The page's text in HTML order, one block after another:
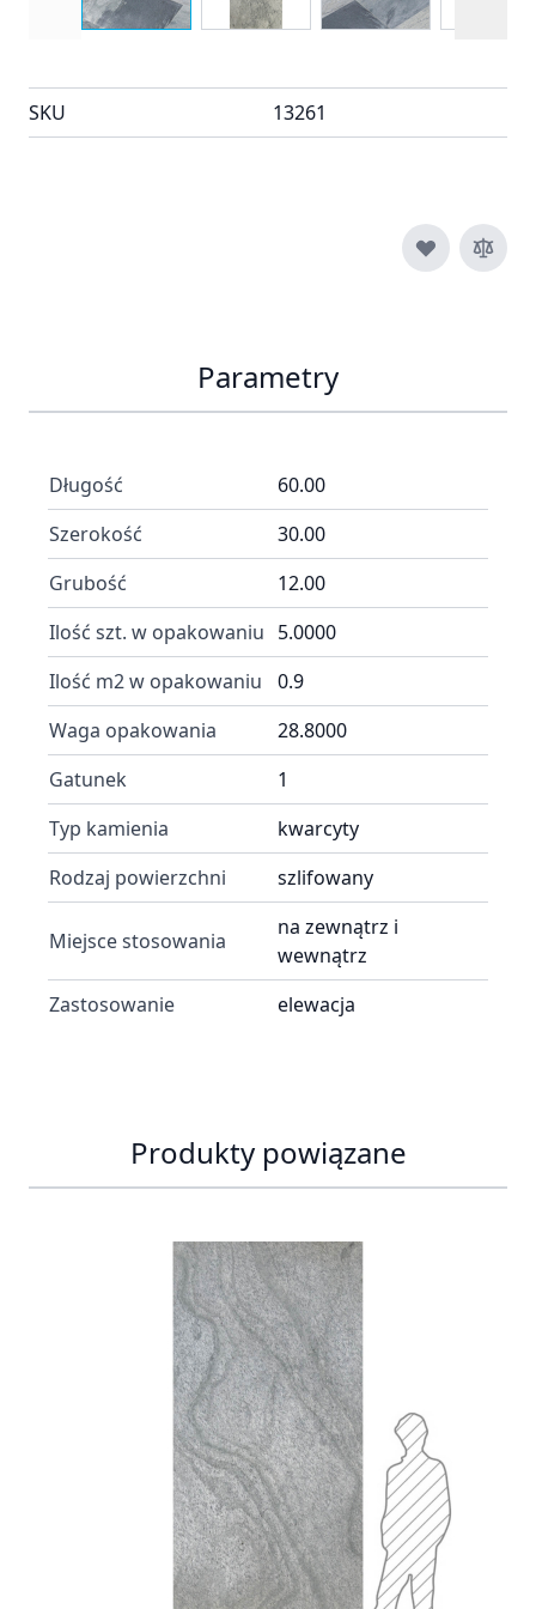
SKU 13261
Parametry
Długość
60.00
Szerokość
30.00
Grubość
12.00
Ilość szt. w opakowaniu 5.0000
Ilość m2 w opakowaniu
0.9
Waga opakowania
28.8000
Gatunek
1
Typ kamienia
kwarcyty
Rodzaj powierzchni
szlifowany
Miejsce stosowania
na zewnątrz i
wewnątrz
Zastosowanie
elewacja
Produkty powiązane